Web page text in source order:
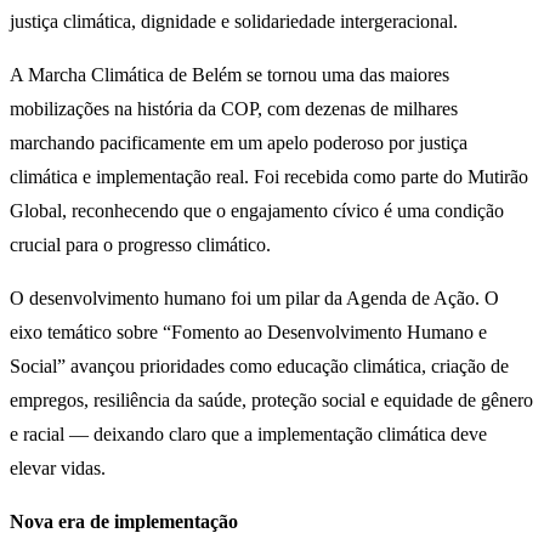
justiça climática, dignidade e solidariedade intergeracional.
A Marcha Climática de Belém se tornou uma das maiores
mobilizações na história da COP, com dezenas de milhares
marchando pacificamente em um apelo poderoso por justiça
climática e implementação real. Foi recebida como parte do Mutirão
Global, reconhecendo que o engajamento cívico é uma condição
crucial para o progresso climático.
O desenvolvimento humano foi um pilar da Agenda de Ação. O
eixo temático sobre “Fomento ao Desenvolvimento Humano e
Social” avançou prioridades como educação climática, criação de
empregos, resiliência da saúde, proteção social e equidade de gênero
e racial — deixando claro que a implementação climática deve
elevar vidas.
Nova era de implementação